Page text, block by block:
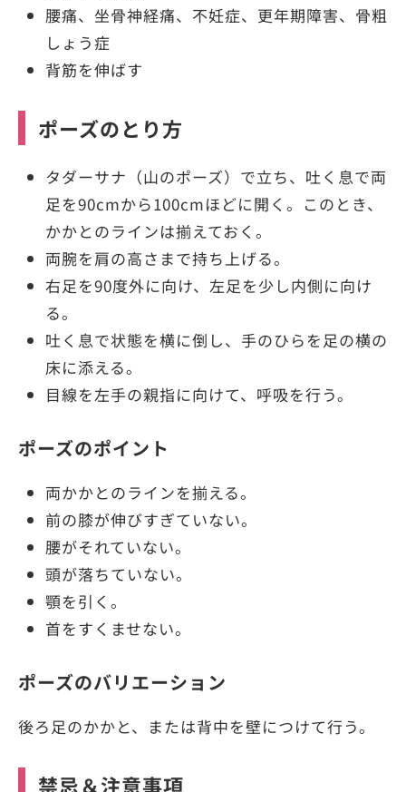
腰痛、坐骨神経痛、不妊症、更年期障害、骨粗
しょう症
背筋を伸ばす
ポーズのとり方
タダーサナ（山のポーズ）で立ち、吐く息で両
足を90cmから100cmほどに開く。このとき、
かかとのラインは揃えておく。
両腕を肩の高さまで持ち上げる。
右足を90度外に向け、左足を少し内側に向け
る。
吐く息で状態を横に倒し、手のひらを足の横の
床に添える。
目線を左手の親指に向けて、呼吸を行う。
ポーズのポイント
両かかとのラインを揃える。
前の膝が伸びすぎていない。
腰がそれていない。
頭が落ちていない。
顎を引く。
首をすくませない。
ポーズのバリエーション
後ろ足のかかと、または背中を壁につけて行う。
禁忌＆注意事項